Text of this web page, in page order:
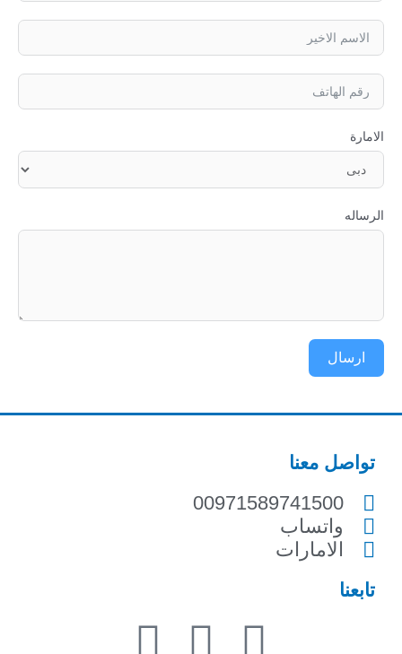
الامارة
الرساله
ارسال
تواصل معنا
00971589741500
واتساب
الامارات
تابعنا
F
T
Y